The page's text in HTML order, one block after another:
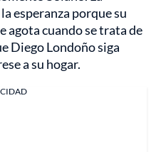
esperanza porque su
agota cuando se trata de
Diego Londoño siga
a su hogar.